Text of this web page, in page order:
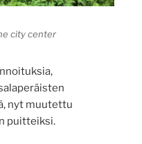
city center
nyt muutettu
puitteiksi.